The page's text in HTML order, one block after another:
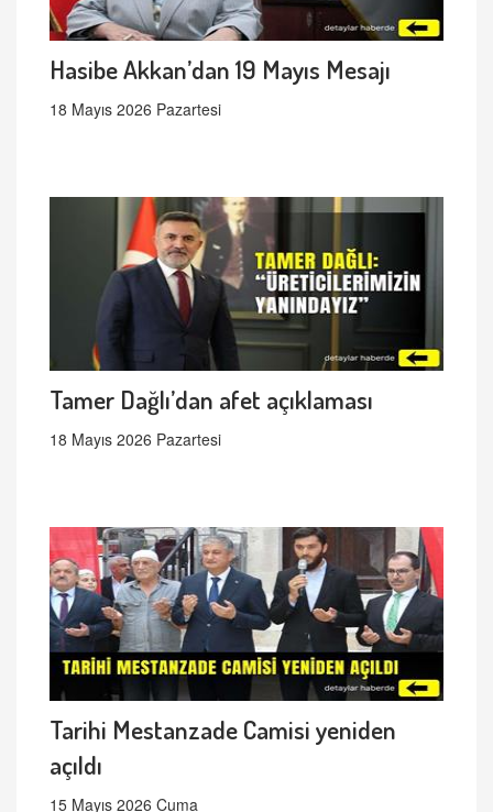
Hasibe Akkan’dan 19 Mayıs Mesajı
18 Mayıs 2026 Pazartesi
Tamer Dağlı’dan afet açıklaması
18 Mayıs 2026 Pazartesi
Tarihi Mestanzade Camisi yeniden
açıldı
15 Mayıs 2026 Cuma